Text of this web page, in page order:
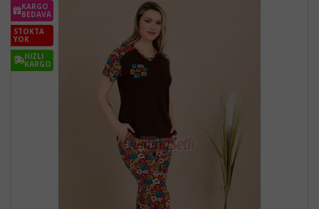
KARGO
BEDAVA
STOKTA
YOK
HIZLI
KARGO